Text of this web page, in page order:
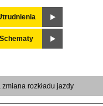
Schematy
rozkładu jazdy